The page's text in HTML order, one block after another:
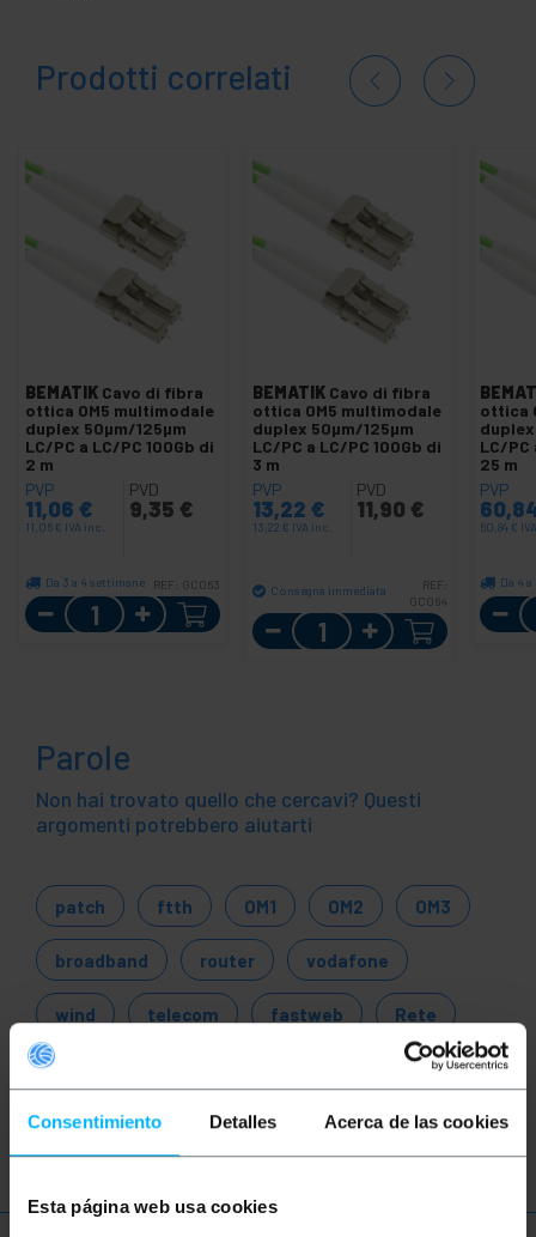
Consentimiento Detalles Acerca de las cookies
Esta página web usa cookies
Prodotti correlati
BEMATIK Cavo di fibra
ottica OM5 multimodale
duplex 50µm/125µm
LC/PC a LC/PC 100Gb di
2 m
PVP
11,06 €
11,06 € IVA inc.
PVD
9,35 €
Da 3 a 4 settimane REF: GC063
Quantità
BEMATIK Cavo di fibra
ottica OM5 multimodale
duplex 50µm/125µm
LC/PC a LC/PC 100Gb di
3 m
PVP
13,22 €
13,22 € IVA inc.
PVD
11,90 €
Consegna immediata
REF:
GC064
Quantità
ottica
LC/PC
25 m
PVP
60,84 €
Da 4
Parole
Non hai trovato quello che cercavi? Questi
argomenti potrebbero aiutarti
patch ftth OM1 OM2 OM3
broadband router vodafone
wind telecom fastweb Rete
ottica
gigabit